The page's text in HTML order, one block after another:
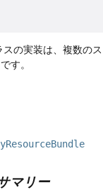
スの実装は、複数の
す。
マリー